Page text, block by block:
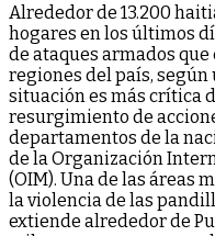
Alrededor de 13.200
hogares en los últimos
de ataques armados
regiones del país,
situación es más crítica
resurgimiento de
departamentos de la
de la Organización
(OIM). Una de las áreas
la violencia de las
extiende alrededor de